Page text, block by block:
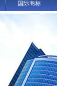
国际商标